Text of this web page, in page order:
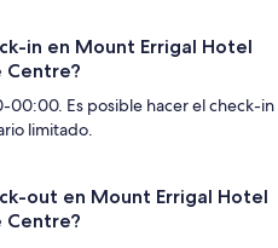
in en Mount Errigal Hotel
Centre?
00:00. Es posible hacer el check-in
limitado.
out en Mount Errigal Hotel
Centre?